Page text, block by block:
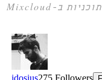
תוכניות ב-Mixcloud